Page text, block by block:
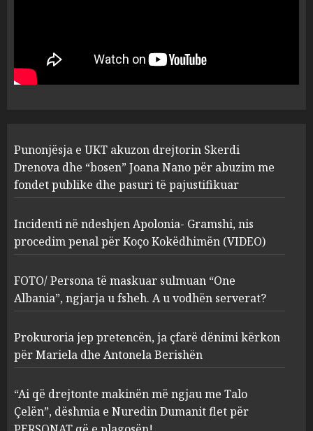
1
“bosen” Joana Nano për
abuzim me fondet publike dhe
pasuri të pajustifikuar
2
Apolonia- Gramshi, nis
procedim penal për Koço
Kokëdhimën (VIDEO)
MARCH 27, 2025
3
FOTO/ Persona të maskuar
sulmuan “One Albania”,
ngjarja u fsheh. A u vodhën
serverat?
MARCH 25, 2025
4
Prokuroria jep pretencën, ja
çfarë dënimi kërkon për
Berishën
MARCH 25, 2025
Punonjësja e UKT akuzon drejtorin Skerdi
Drenova dhe “bosen” Joana Nano për abuzim me
fondet publike dhe pasuri të pajustifikuar
Incidenti në ndeshjen Apolonia- Gramshi, nis
procedim penal për Koço Kokëdhimën (VIDEO)
FOTO/ Persona të maskuar sulmuan “One
Albania”, ngjarja u fsheh. A u vodhën serverat?
Prokuroria jep pretencën, ja çfarë dënimi kërkon
për Mariela dhe Antonela Berishën
“Ai që drejtonte makinën më ngjau me Talo
Çelën”, dëshmia e Nuredin Dumanit flet për